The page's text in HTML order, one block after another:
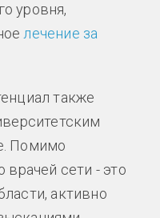
уровня,
лечение за
также
Помимо
врачей сети - это
активно